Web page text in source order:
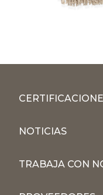
NOTICIAS
TRABAJA CON